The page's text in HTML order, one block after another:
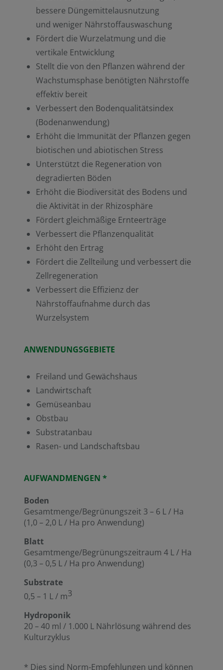
bessere Düngemittelausnutzung
und weniger Nährstoffauswaschung
Fördert die Wurzelatmung und die
vertikale Entwicklung
Stellt die von den Pflanzen während der
Wachstumsphase benötigten Nährstoffe
effektiv bereit
Verbessert den Bodenqualitätsindex
(Bodenanwendung)
Erhöht die Immunität der Pflanzen gegen
biotischen und abiotischen Stress
Unterstützt die Regeneration von
degradierten Böden
Erhöht die Biodiversität des Bodens und
die Aktivität in der Rhizosphäre
Fördert gleichmäßige Ernteerträge
Verbessert die Pflanzenqualität
Erhöht den Ertrag
Fördert die Zellteilung und verbessert die
Zellregeneration
Verbessert die Effizienz der
Nährstoffaufnahme durch das
Wurzelsystem
ANWENDUNGSGEBIETE
Freiland und Gewächshaus
Landwirtschaft
Gemüseanbau
Obstbau
Substratanbau
Rasen- und Landschaftsbau
AUFWANDMENGEN *
Boden
Gesamtmenge/Begrünungszeit 3 – 6 L / Ha
(1,0 – 2,0 L / Ha pro Anwendung)
Blatt
Gesamtmenge/Begrünungszeitraum 4 L / Ha
(0,3 – 0,5 L / Ha pro Anwendung)
Substrate
0,5 – 1 L / m3
Hydroponik
20 – 40 ml / 1.000 L Nährlösung während des
Kulturzyklus
* Dies sind Norm-Empfehlungen und können